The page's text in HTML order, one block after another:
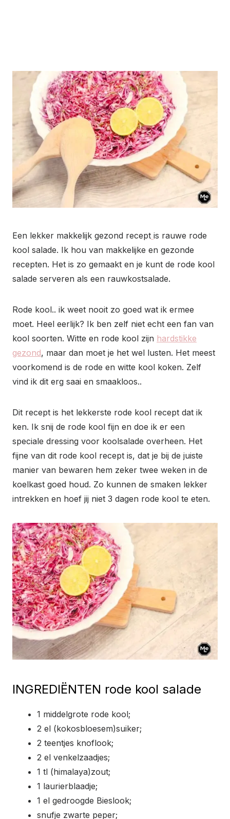
Een lekker makkelijk gezond recept is rauwe rode
kool salade. Ik hou van makkelijke en gezonde
recepten. Het is zo gemaakt en je kunt de rode kool
salade serveren als een rauwkostsalade.
Rode kool.. ik weet nooit zo goed wat ik ermee
moet. Heel eerlijk? Ik ben zelf niet echt een fan van
kool soorten. Witte en rode kool zijn hardstikke
gezond, maar dan moet je het wel lusten. Het meest
voorkomend is de rode en witte kool koken. Zelf
vind ik dit erg saai en smaakloos..
Dit recept is het lekkerste rode kool recept dat ik
ken. Ik snij de rode kool fijn en doe ik er een
speciale dressing voor koolsalade overheen. Het
fijne van dit rode kool recept is, dat je bij de juiste
manier van bewaren hem zeker twee weken in de
koelkast goed houd. Zo kunnen de smaken lekker
intrekken en hoef jij niet 3 dagen rode kool te eten.
INGREDIËNTEN rode kool salade
1 middelgrote rode kool;
2 el (kokosbloesem)suiker;
2 teentjes knoflook;
2 el venkelzaadjes;
1 tl (himalaya)zout;
1 laurierblaadje;
1 el gedroogde Bieslook;
snufje zwarte peper;